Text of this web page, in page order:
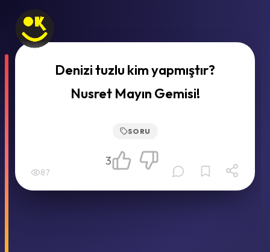
Denizi tuzlu kim yapmıştır?
Nusret Mayın Gemisi!
SORU
87
3